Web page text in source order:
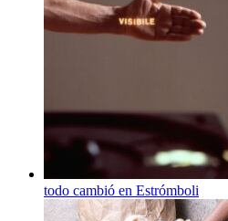
todo cambió en Estrómboli